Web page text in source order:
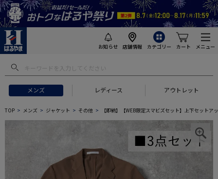
お知らせ 店舗情報 カテゴリー カート メニュー
メンズ レディース アウトレット
TOP メンズ ジャケット その他 【即納】【WEB限定スマビズセット】上下セット